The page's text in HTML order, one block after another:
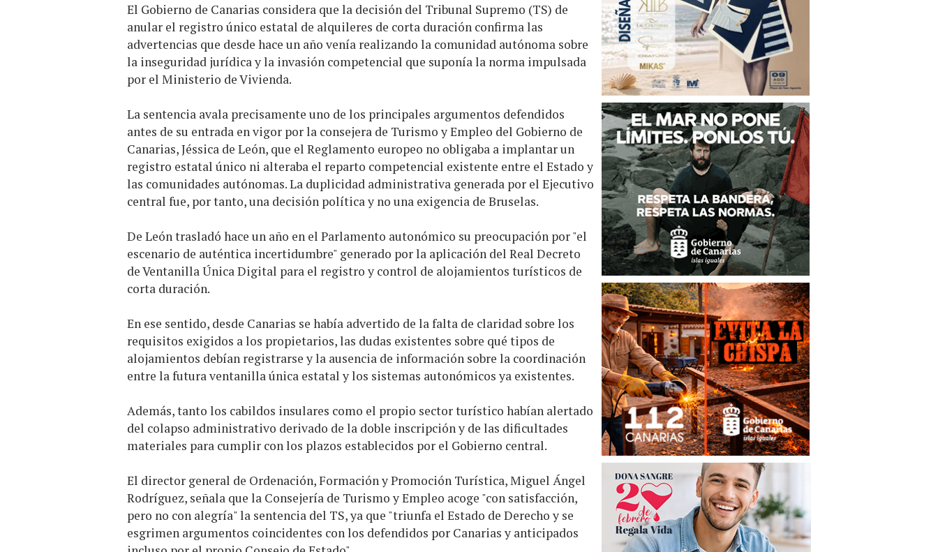
El Gobierno de Canarias considera que la decisión del Tribunal Supremo (TS) de
anular el registro único estatal de alquileres de corta duración confirma las
advertencias que desde hace un año venía realizando la comunidad autónoma sobre
la inseguridad jurídica y la invasión competencial que suponía la norma impulsada
por el Ministerio de Vivienda.
La sentencia avala precisamente uno de los principales argumentos defendidos
antes de su entrada en vigor por la consejera de Turismo y Empleo del Gobierno de
Canarias, Jéssica de León, que el Reglamento europeo no obligaba a implantar un
registro estatal único ni alteraba el reparto competencial existente entre el Estado y
las comunidades autónomas. La duplicidad administrativa generada por el Ejecutivo
central fue, por tanto, una decisión política y no una exigencia de Bruselas.
De León trasladó hace un año en el Parlamento autonómico su preocupación por "el
escenario de auténtica incertidumbre" generado por la aplicación del Real Decreto
de Ventanilla Única Digital para el registro y control de alojamientos turísticos de
corta duración.
En ese sentido, desde Canarias se había advertido de la falta de claridad sobre los
requisitos exigidos a los propietarios, las dudas existentes sobre qué tipos de
alojamientos debían registrarse y la ausencia de información sobre la coordinación
entre la futura ventanilla única estatal y los sistemas autonómicos ya existentes.
Además, tanto los cabildos insulares como el propio sector turístico habían alertado
del colapso administrativo derivado de la doble inscripción y de las dificultades
materiales para cumplir con los plazos establecidos por el Gobierno central.
El director general de Ordenación, Formación y Promoción Turística, Miguel Ángel
Rodríguez, señala que la Consejería de Turismo y Empleo acoge "con satisfacción,
pero no con alegría" la sentencia del TS, ya que "triunfa el Estado de Derecho y se
esgrimen argumentos coincidentes con los defendidos por Canarias y anticipados